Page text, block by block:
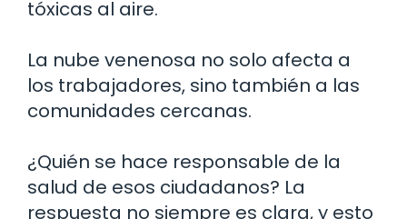
tóxicas al aire.
La nube venenosa no solo afecta a
los trabajadores, sino también a las
comunidades cercanas.
¿Quién se hace responsable de la
salud de esos ciudadanos? La
respuesta no siempre es clara, y esto